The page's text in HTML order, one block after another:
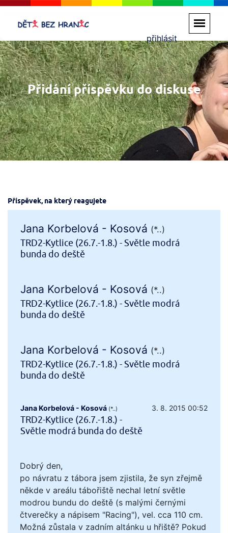
přihlásit
Přidání příspěvku do diskuse
Příspěvek, na který reagujete
Jana Korbelová - Kosová (*..)
TRD2-Kytlice (26.7.-1.8.) - Světle modrá
bunda do deště
Jana Korbelová - Kosová (*..)
TRD2-Kytlice (26.7.-1.8.) - Světle modrá
bunda do deště
Jana Korbelová - Kosová (*..)
TRD2-Kytlice (26.7.-1.8.) - Světle modrá
bunda do deště
Jana Korbelová - Kosová (*..) 3. 8. 2015 00:52
TRD2-Kytlice (26.7.-1.8.) -
Světle modrá bunda do deště
Dobrý den,
po návratu z tábora jsem zjistila, že syn zřejmě
někde v areálu tábořiště nechal letní světle
modrou bundu do deště (s malými černými
čtverečky a nápisem "Racing"), vel. cca 110 cm.
Možná zůstala v zadním altánku u hřiště? Pokud